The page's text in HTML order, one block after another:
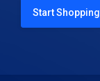
Start Shopping